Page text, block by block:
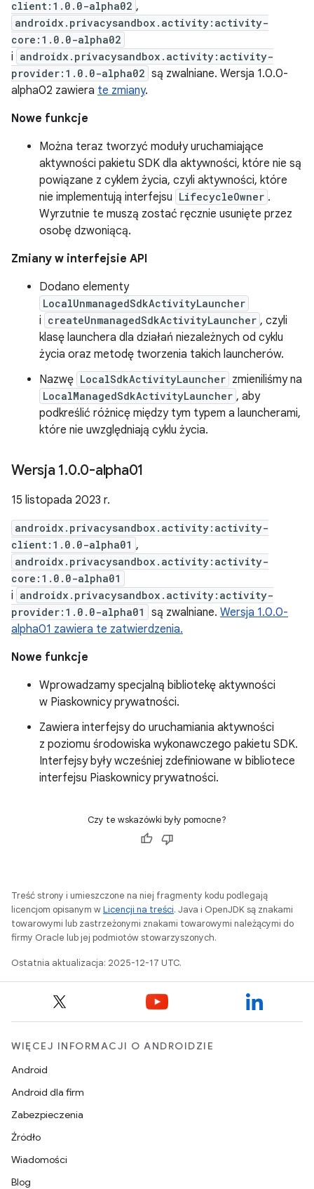
client:1.0.0-alpha02 ,
androidx.privacysandbox.activity:activity-
core:1.0.0-alpha02
i androidx.privacysandbox.activity:activity-
provider:1.0.0-alpha02 są zwalniane. Wersja 1.0.0-
alpha02 zawiera te zmiany.
Nowe funkcje
Można teraz tworzyć moduły uruchamiające
aktywności pakietu SDK dla aktywności, które nie są
powiązane z cyklem życia, czyli aktywności, które
nie implementują interfejsu LifecycleOwner .
Wyrzutnie te muszą zostać ręcznie usunięte przez
osobę dzwoniącą.
Zmiany w interfejsie API
Dodano elementy
LocalUnmanagedSdkActivityLauncher
i createUnmanagedSdkActivityLauncher , czyli
klasę launchera dla działań niezależnych od cyklu
życia oraz metodę tworzenia takich launcherów.
Nazwę LocalSdkActivityLauncher zmieniliśmy na
LocalManagedSdkActivityLauncher , aby
podkreślić różnicę między tym typem a launcherami,
które nie uwzględniają cyklu życia.
Wersja 1.0.0-alpha01
15 listopada 2023 r.
androidx.privacysandbox.activity:activity-
client:1.0.0-alpha01 ,
androidx.privacysandbox.activity:activity-
core:1.0.0-alpha01
i androidx.privacysandbox.activity:activity-
provider:1.0.0-alpha01
są zwalniane. Wersja 1.0.0-
alpha01 zawiera te zatwierdzenia.
Nowe funkcje
Wprowadzamy specjalną bibliotekę aktywności
w Piaskownicy prywatności.
Zawiera interfejsy do uruchamiania aktywności
z poziomu środowiska wykonawczego pakietu SDK.
Interfejsy były wcześniej zdefiniowane w bibliotece
interfejsu Piaskownicy prywatności.
Czy te wskazówki były pomocne?
Treść strony i umieszczone na niej fragmenty kodu podlegają
licencjom opisanym wLicencji na treści. Java i OpenJDK są znakami
towarowymi lub zastrzeżonymi znakami towarowymi należącymi do
firmy Oracle lub jej podmiotów stowarzyszonych.
Ostatnia aktualizacja: 2025-12-17 UTC.
WIĘCEJ INFORMACJI O ANDROIDZIE
Android
Android dla firm
Zabezpieczenia
Źródło
Wiadomości
Blog